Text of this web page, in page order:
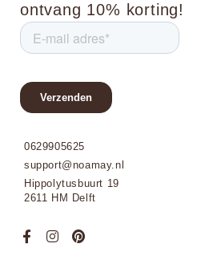
ontvang 10% korting!
0629905625
support@noamay.nl
Hippolytusbuurt 19
2611 HM Delft